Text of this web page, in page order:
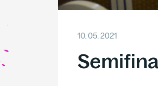
10. 05. 2021